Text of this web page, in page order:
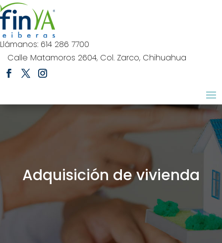
Llámanos: 614 286 7700
Calle Matamoros 2604, Col. Zarco, Chihuahua
Adquisición de vivienda